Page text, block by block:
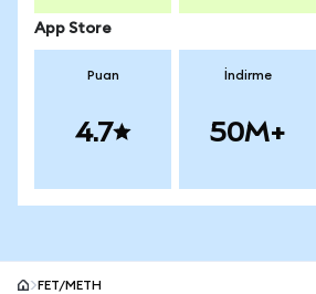
App Store
Puan
4.7
İndirme
50M+
FET/METH